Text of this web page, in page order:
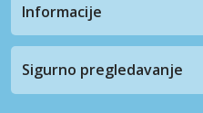
Informacije
Sigurno pregledavanje